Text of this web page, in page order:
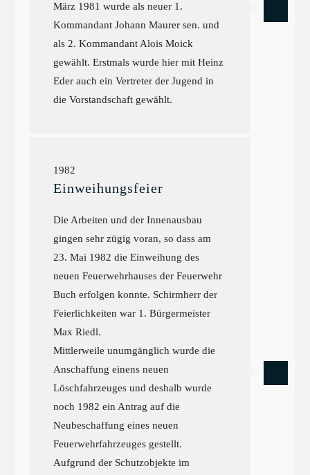
März 1981 wurde als neuer 1.
Kommandant Johann Maurer sen. und
als 2. Kommandant Alois Moick
gewählt. Erstmals wurde hier mit Heinz
Eder auch ein Vertreter der Jugend in
die Vorstandschaft gewählt.
1982
Einweihungsfeier
Die Arbeiten und der Innenausbau
gingen sehr zügig voran, so dass am
23. Mai 1982 die Einweihung des
neuen Feuerwehrhauses der Feuerwehr
Buch erfolgen konnte. Schirmherr der
Feierlichkeiten war 1. Bürgermeister
Max Riedl.
Mittlerweile unumgänglich wurde die
Anschaffung einens neuen
Löschfahrzeuges und deshalb wurde
noch 1982 ein Antrag auf die
Neubeschaffung eines neuen
Feuerwehrfahrzeuges gestellt.
Aufgrund der Schutzobjekte im